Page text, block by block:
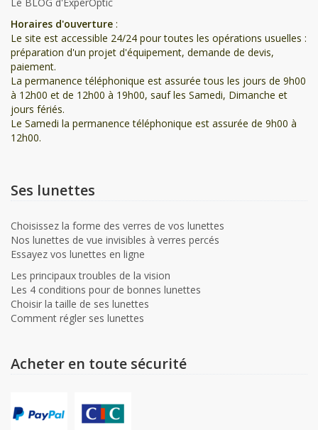
Horaires d'ouverture :
Le site est accessible 24/24 pour toutes les opérations usuelles :
préparation d'un projet d'équipement, demande de devis,
paiement.
La permanence téléphonique est assurée tous les jours de 9h00
à 12h00 et de 12h00 à 19h00, sauf les Samedi, Dimanche et
jours fériés.
Le Samedi la permanence téléphonique est assurée de 9h00 à
12h00.
Ses lunettes
Choisissez la forme des verres de vos lunettes
Nos lunettes de vue invisibles à verres percés
Essayez vos lunettes en ligne
Les principaux troubles de la vision
Les 4 conditions pour de bonnes lunettes
Choisir la taille de ses lunettes
Comment régler ses lunettes
Acheter en toute sécurité